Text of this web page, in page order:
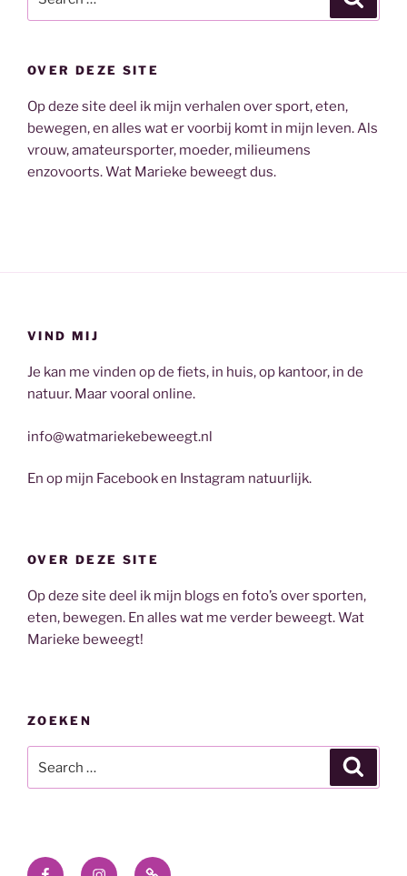
OVER DEZE SITE
Op deze site deel ik mijn verhalen over sport, eten,
bewegen, en alles wat er voorbij komt in mijn leven. Als
vrouw, amateursporter, moeder, milieumens
enzovoorts. Wat Marieke beweegt dus.
VIND MIJ
Je kan me vinden op de fiets, in huis, op kantoor, in de
natuur. Maar vooral online.
info@watmariekebeweegt.nl
En op mijn Facebook en Instagram natuurlijk.
OVER DEZE SITE
Op deze site deel ik mijn blogs en foto’s over sporten,
eten, bewegen. En alles wat me verder beweegt. Wat
Marieke beweegt!
ZOEKEN
for:
FacebookInstagram
E-